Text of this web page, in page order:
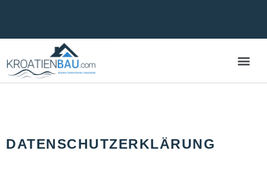
Inhalt
DATENSCHUTZERKLÄRUNG